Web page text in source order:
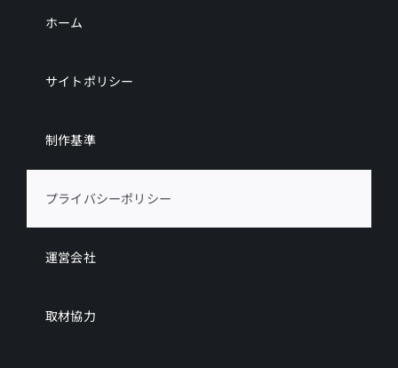
ホーム
サイトポリシー
制作基準
プライバシーポリシー
運営会社
取材協力